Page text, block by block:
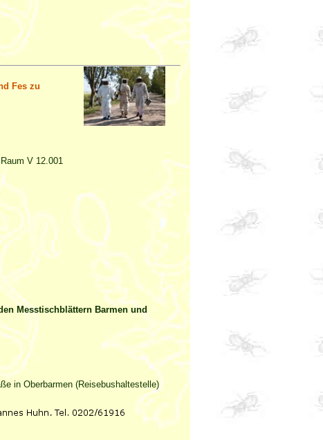
Fes zu
V 12.001
Messtischblättern Barmen und
in Oberbarmen (Reisebushaltestelle)